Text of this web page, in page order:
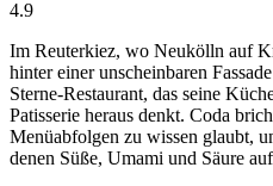
4.9
Im Reuterkiez, wo Neukölln auf
hinter einer unscheinbaren
Sterne-Restaurant, das seine
Patisserie heraus denkt. Coda
Menüabfolgen zu wissen glaubt,
denen Süße, Umami und Säure